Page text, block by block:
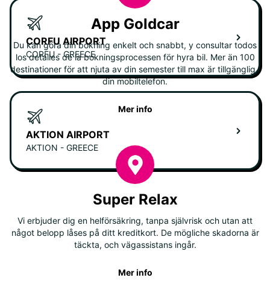
CORFU AIRPORT
CORFU - GREECE
AKTION AIRPORT
AKTION - GREECE
App Goldcar
Du kan göra din bokning enkelt och snabbt, y consultar todos
los detalles de la bokningsprocessen för hyra bil. Mer än 100
destinationer för att njuta av din semester till max är tillgänglig i
din mobiltelefon.
Mer info
Super Relax
Vi erbjuder dig en helförsäkring, tanpa självrisk och utan att
något belopp låses på ditt kreditkort. De mögliche skadorna är
täckta, och vägassistans ingår.
Mer info